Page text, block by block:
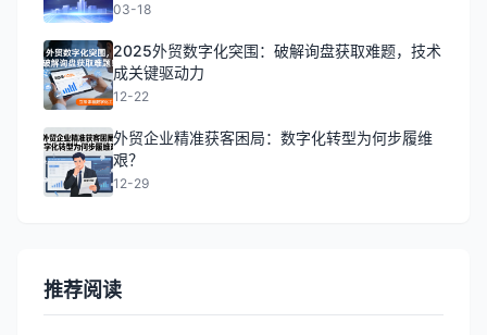
03-18
2025外贸数字化突围：破解询盘获取难题，技术
成关键驱动力
12-22
外贸企业精准获客困局：数字化转型为何步履维
艰？
12-29
推荐阅读